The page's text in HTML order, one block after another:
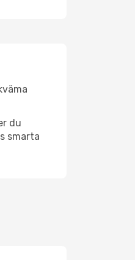
du
smarta